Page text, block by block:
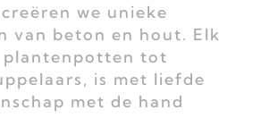
we unieke
van beton en hout. Elk
plantenpotten tot
is met liefde
met de hand